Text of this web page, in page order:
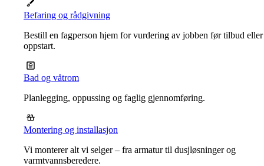
Befaring og rådgivning
Bestill en fagperson hjem for vurdering av jobben før tilbud eller
oppstart.
Bad og våtrom
Planlegging, oppussing og faglig gjennomføring.
Montering og installasjon
Vi monterer alt vi selger – fra armatur til dusjløsninger og
varmtvannsberedere.